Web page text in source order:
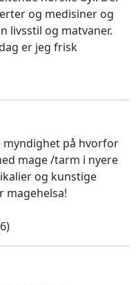
og medisiner og
livsstil og matvaner.
er jeg frisk
på hvorfor
mage /tarm i nyere
og kunstige
magehelsa!